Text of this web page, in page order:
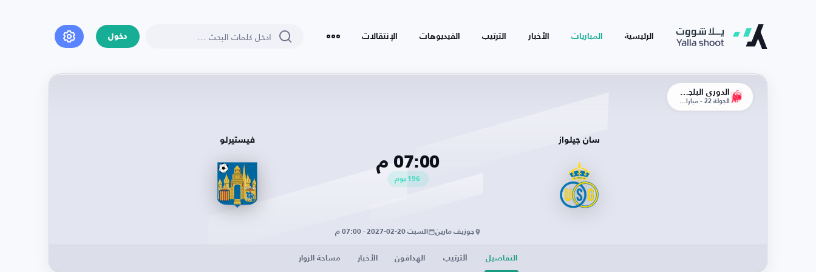
الرئيسية المباريات الأخبار الترتيب الفيديوهات الإنتقالات دخول
الجولة 22 - مباراة الإياب
سان جيلواز
07:00 م
196 يوم
فيستيرلو
جوزيف مارين السبت 20-02-2027 · 07:00 م
التفاصيل الترتيب الهدافون الأخبار مساحة الزوار